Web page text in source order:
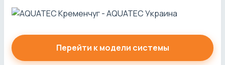
Перейти к модели системы